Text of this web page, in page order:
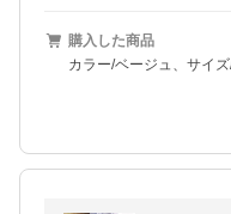
購入した商品
カラー/ベージュ、サイ